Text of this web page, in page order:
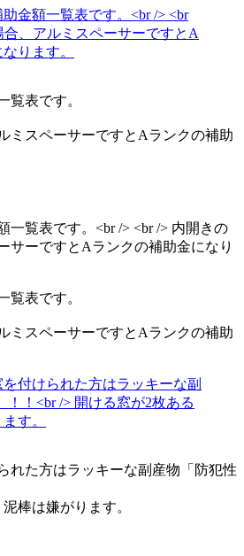
覧表です。
ミスペーサーですとAランクの補助
覧表です。
ミスペーサーですとAランクの補助
れた方はラッキーな副産物「防犯性
棒は嫌がります。